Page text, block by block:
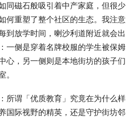
同磁石般吸引着中产家庭，但很少
何重塑了整个社区的生态。我注意
放学时间，喇沙利道附近就会出
一侧是穿着名牌校服的学生被保姆
心，另一侧则是本地街坊的孩子们
。
所谓「优质教育」究竟在为什么样
国际视野的精英，还是守护街坊邻